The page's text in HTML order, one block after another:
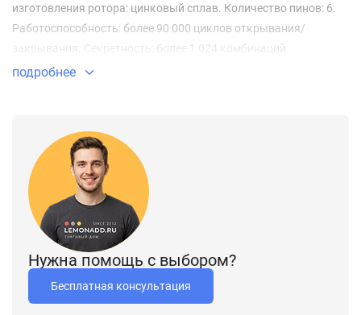
изготовления ротора: цинковый сплав. Количество пинов: 6.
Работоспособность: более 90 000 циклов открывания/
закрывания. Секретность: более 1 024 комбинаций.
Комплектация: 5 стальных ключей, крепежный винт 70 мм.
подробнее
Нужна помощь с выбором?
Бесплатная консультация